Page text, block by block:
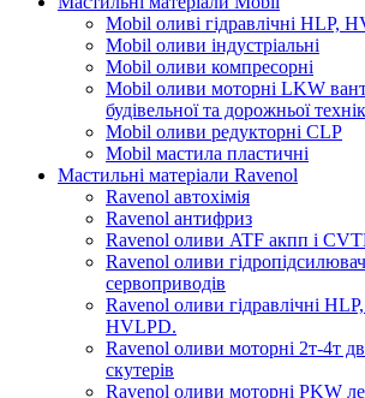
Mobil оливі гідравлічні HLP,
Mobil оливи індустріальні
Mobil оливи компресорні
Mobil оливи моторні LKW
будівельної та дорожньої
Mobil оливи редукторні CLP
Mobil мастила пластичні
Мастильні матеріали Ravenol
Ravenol автохімія
Ravenol антифриз
Ravenol оливи ATF акпп і
Ravenol оливи
сервоприводів
Ravenol оливи гідравлічні
HVLPD.
Ravenol оливи моторні 2т-4т
скутерів
Ravenol оливи моторні PKW